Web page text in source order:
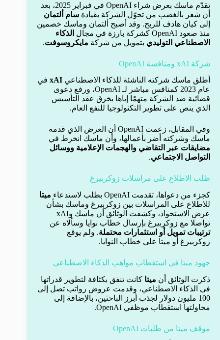
تقدّم ماسك بعرض شراء OpenAI في فبراير 2025، بعد
أن شعر بالغضب من تحوّل الشركة بقيادة سام ألتمان
إلى كيان هادف للربح. وقد أصبح ألتمان وماسك خصمين
منذ صعود OpenAI كشركة بارزة في مجال
الذكاء
الاصطناعي التوليدي بتمويل من شركة مايكروسوفت.
شركة xAI ومنافسة OpenAI
أطلق ماسك شركته الناشئة للذكاء الاصطناعي xAI في
عام 2023 كمنافس مباشر لـ OpenAI، ورفع دعوى
قضائية ضد الشركة متهمًا إياها بخرق عقد التأسيس
الذي ينص على تطوير التكنولوجيا للنفع العام.
وفي المقابل، زعمت OpenAI أن العرض الذي قدمه
ماسك وشركته أضر بأعمالها، وأن ماسك انخرط في
مضايقات عبر التقاضي والهجمات الإعلامية ووسائل
التواصل الاجتماعي.
طلب الاطلاع على مراسلات زوكربيرغ
كجزء من دعواها، تقدمت OpenAI بطلب لاستدعاء
ميتا
للاطلاع على المراسلات بين زوكربيرغ وماسك بشأن
عرض الاستحواذ، وكشفت الوثائق أن ماسك وxAI
تواصلا مع زوكربيرغ بإرسال خطاب نوايا وسألاه عن
ترتيبات تمويل أو استثمارات محتملة. ولم يوقع
زوكربيرغ أو ميتا على خطاب النوايا.
جهود ميتا في استقطاب مواهب الذكاء الاصطناعي
ذكرت الوثائق أن ميتا كانت تنفق بكثافة لتطوير قدراتها
في الذكاء الاصطناعي، وقدمت عروض رواتب تصل إلى
100 مليون دولار لجذب أبرز الباحثين، بالإضافة إلى
محاولتها استقطاب موظفي OpenAI.
موقف ميتا من طلبات OpenAI